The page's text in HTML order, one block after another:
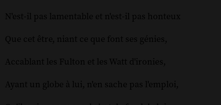
N'est-il pas lamentable et n'est-il pas honteux
Que cet être, niant ce que font ses génies,
Accablant les Fulton et les Watt d'ironies,
Ayant un globe à lui, n'en sache pas l'emploi,